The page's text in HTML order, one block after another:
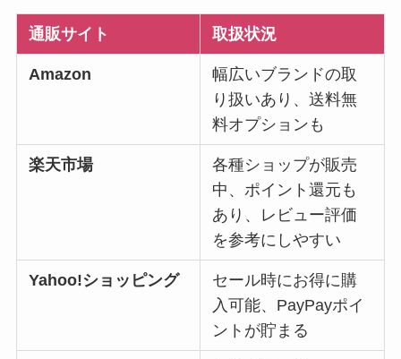
通販サイト 取扱状況
Amazon
幅広いブランドの取
り扱いあり、送料無
料オプションも
楽天市場
各種ショップが販売
中、ポイント還元も
あり、レビュー評価
を参考にしやすい
Yahoo!ショッピング
セール時にお得に購
入可能、PayPayポイ
ントが貯まる